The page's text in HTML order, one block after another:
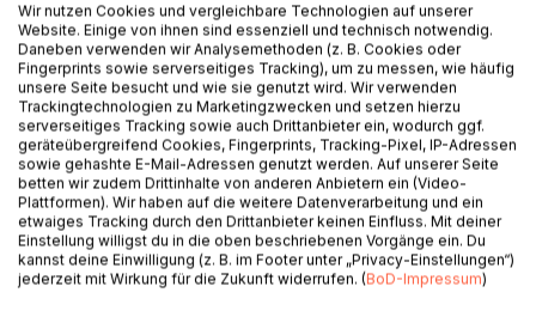
BESCHREIBUNG
Der Schauplatz des Geschehens ist die Umgebung von
Mainz. Die vier Hauptfiguren sind Jerry, der schlaue Kater,
der bei einem Professor aufwuchs und durch die Arbeit
seines Herrchens ein umfassendes Wissen bekam,
Wir nutzen Cookies und vergleichbare Technologien auf unserer
Website. Einige von ihnen sind essenziell und technisch notwendig.
Daneben verwenden wir Analysemethoden (z. B. Cookies oder
Fingerprints sowie serverseitiges Tracking), um zu messen, wie häufig
unsere Seite besucht und wie sie genutzt wird. Wir verwenden
Trackingtechnologien zu Marketingzwecken und setzen hierzu
serverseitiges Tracking sowie auch Drittanbieter ein, wodurch ggf.
geräteübergreifend Cookies, Fingerprints, Tracking-Pixel, IP-Adressen
sowie gehashte E-Mail-Adressen genutzt werden. Auf unserer Seite
betten wir zudem Drittinhalte von anderen Anbietern ein (Video-
Plattformen). Wir haben auf die weitere Datenverarbeitung und ein
etwaiges Tracking durch den Drittanbieter keinen Einfluss. Mit deiner
Einstellung willigst du in die oben beschriebenen Vorgänge ein. Du
kannst deine Einwilligung (z. B. im Footer unter „Privacy-Einstellungen“)
jederzeit mit Wirkung für die Zukunft widerrufen. (BoD-Impressum)